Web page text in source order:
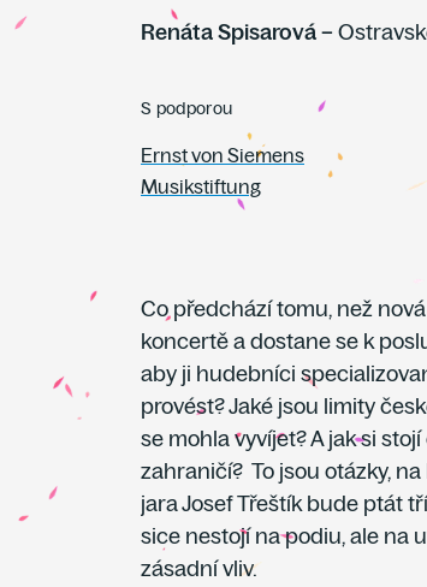
Renáta Spisarová –
S podporou
Ernst von Siemens
Musikstiftung
Co předchází tomu, než
koncertě a dostane se k
aby ji hudebníci
provést? Jaké jsou limity
se mohla vyvíjet? A jak si
zahraničí? To jsou otázky,
jara Josef Třeštík bude ptát
sice nestojí na podiu, ale na
zásadní vliv.